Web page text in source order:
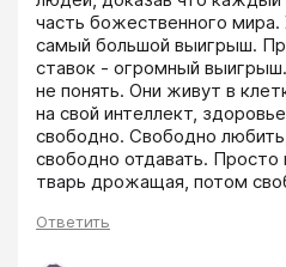
часть божественного мира.
самый большой выигрыш.
ставок - огромный
не понять. Они живут в
на свой интеллект,
свободно. Свободно
свободно отдавать. Просто
тварь дрожащая, потом
Ответить